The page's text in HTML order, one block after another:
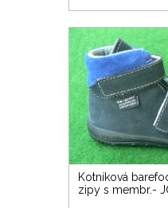
Kotníková barefoot na dva suché
zipy s membr.-